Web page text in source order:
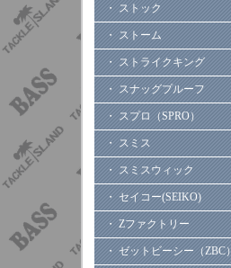
・ ストック
・ ストーム
・ ストライクキング
・ スナッグプルーフ
・ スプロ（SPRO）
・ スミス
・ スミスウィック
・ セイコー(SEIKO)
・ Zファクトリー
・ ゼットビーシー（ZBC）